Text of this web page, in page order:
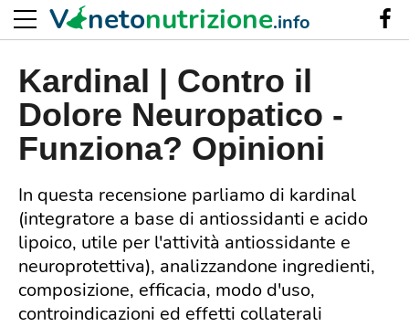
Kardinal | Contro il
Dolore Neuropatico -
Funziona? Opinioni
In questa recensione parliamo di kardinal
(integratore a base di antiossidanti e acido
lipoico, utile per l'attività antiossidante e
neuroprotettiva), analizzandone ingredienti,
composizione, efficacia, modo d'uso,
controindicazioni ed effetti collaterali
V netonutrizione.info